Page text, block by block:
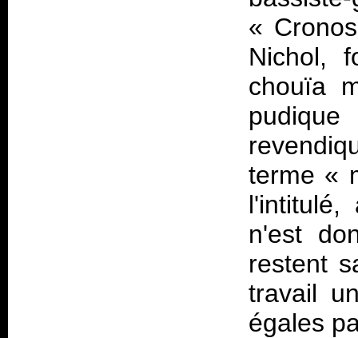
«
Nichol,
chouïa
terme «
n'est
restent
travail
égales